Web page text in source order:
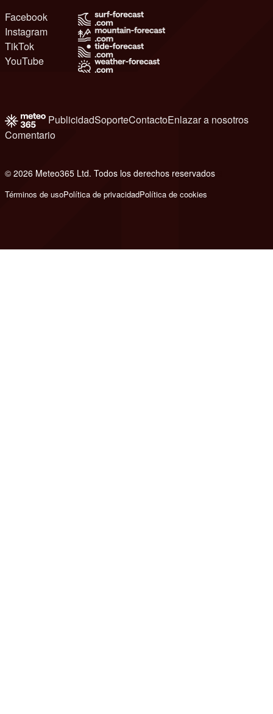
Facebook
Instagram
TikTok
YouTube
PublicidadSoporteContactoEnlazar a nosotros
Comentario
© 2026 Meteo365 Ltd. Todos los derechos reservados
Términos de usoPolítica de privacidadPolítica de cookies